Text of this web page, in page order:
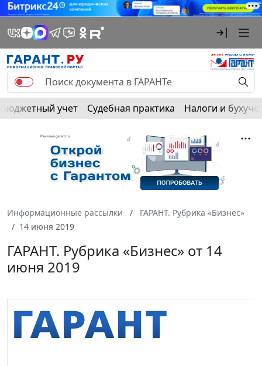
Бюджетный учет Судебная практика Налоги и
Информационные рассылки
ГАРАНТ. Рубрика «Бизнес»
14 июня 2019
ГАРАНТ. Рубрика «Бизнес» от 14
июня 2019